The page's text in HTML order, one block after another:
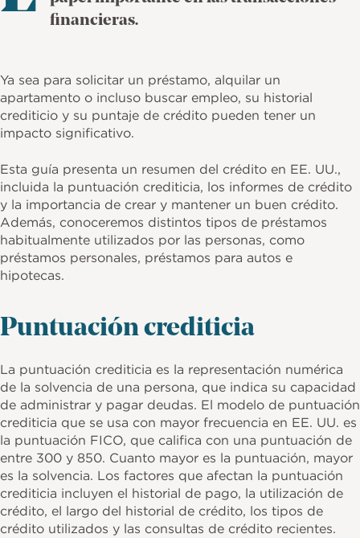
financieras.
Ya sea para solicitar un préstamo, alquilar un
apartamento o incluso buscar empleo, su historial
crediticio y su puntaje de crédito pueden tener un
impacto significativo.
Esta guía presenta un resumen del crédito en EE. UU.,
incluida la puntuación crediticia, los informes de crédito
y la importancia de crear y mantener un buen crédito.
Además, conoceremos distintos tipos de préstamos
habitualmente utilizados por las personas, como
préstamos personales, préstamos para autos e
hipotecas.
Puntuación crediticia
La puntuación crediticia es la representación numérica
de la solvencia de una persona, que indica su capacidad
de administrar y pagar deudas. El modelo de puntuación
crediticia que se usa con mayor frecuencia en EE. UU. es
la puntuación FICO, que califica con una puntuación de
entre 300 y 850. Cuanto mayor es la puntuación, mayor
es la solvencia. Los factores que afectan la puntuación
crediticia incluyen el historial de pago, la utilización de
crédito, el largo del historial de crédito, los tipos de
crédito utilizados y las consultas de crédito recientes.